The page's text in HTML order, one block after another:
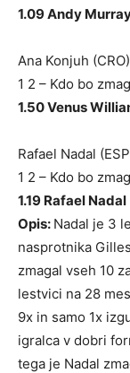
1.09 Andy
Ana Konjuh
1 2 – Kdo bo
1.50 Venus
Rafael Nadal
1 2 – Kdo bo
1.19 Rafael Nadal
Opis: Nadal je 3
nasprotnika
zmagal vseh 10
lestvici na 28
9x in samo 1x
igralca v dobri
tega je Nadal